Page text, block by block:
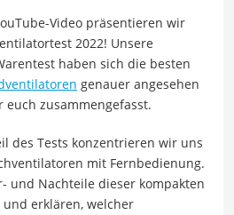
Video präsentieren wir
2022! Unsere
haben sich die besten
genauer angesehen
zusammengefasst.
des Tests konzentrieren wir uns
mit Fernbedienung.
und Nachteile dieser kompakten
erklären, welcher